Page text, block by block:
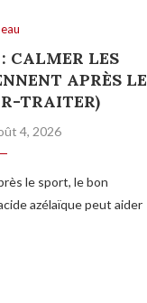
CALMER LES
APRÈS LE
TRAITER)
4, 2026
le sport, le bon
azélaïque peut aider